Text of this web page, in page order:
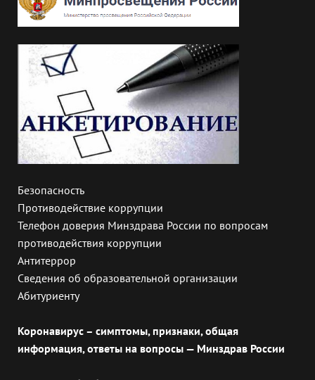
Безопасность
Противодействие коррупции
Телефон доверия Минздрава России по вопросам
противодействия коррупции
Антитеррор
Сведения об образовательной организации
Абитуриенту
Коронавирус – симптомы, признаки, общая
информация, ответы на вопросы — Минздрав России